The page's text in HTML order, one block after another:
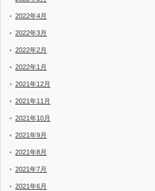
2022年4月
2022年3月
2022年2月
2022年1月
2021年12月
2021年11月
2021年10月
2021年9月
2021年8月
2021年7月
2021年6月